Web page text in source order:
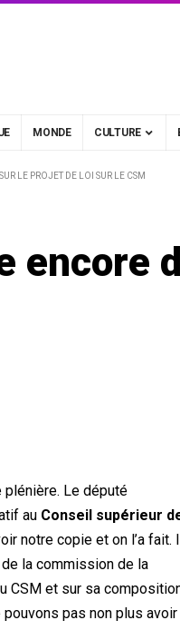
MONDE CULTURE
LE PROJET DE LOI SUR LE CSM
encore
plénière. Le député
au Conseil supérieur
notre copie et on l’a fait.
la commission de la
CSM et sur sa
pas non plus avoir